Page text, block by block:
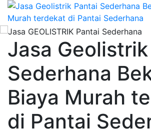
Jasa
Sederhana
Biaya Murah
di Pantai